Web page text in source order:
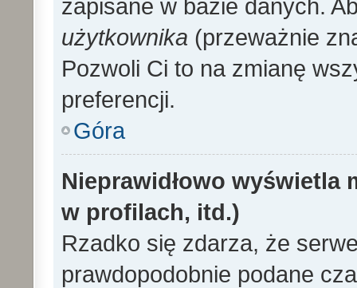
zapisane w bazie danych.
użytkownika (przeważnie
Pozwoli Ci to na zmianę
preferencji.
Góra
Nieprawidłowo wyświetla
w profilach, itd.)
Rzadko się zdarza, że
prawdopodobnie podane